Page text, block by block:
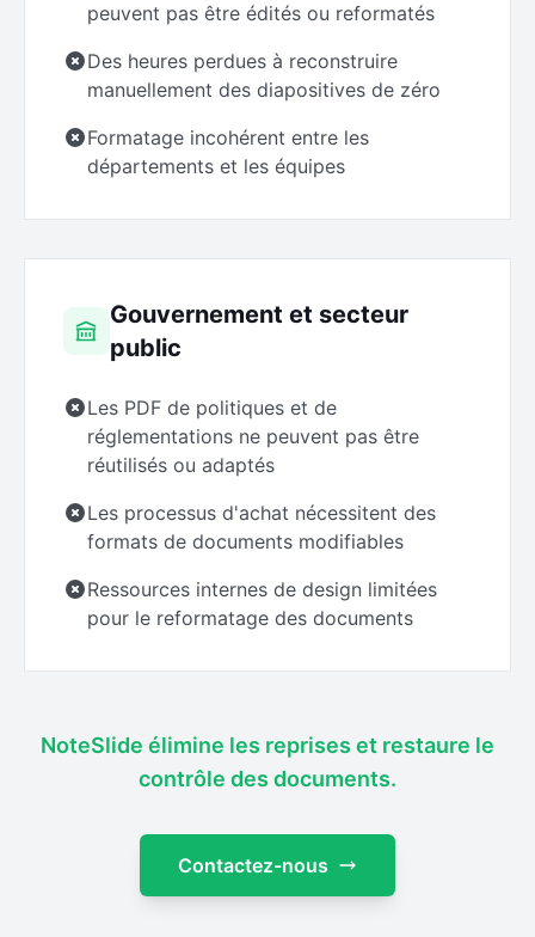
peuvent pas être édités ou reformatés
Des heures perdues à reconstruire
manuellement des diapositives de zéro
Formatage incohérent entre les
départements et les équipes
Gouvernement et secteur
public
Les PDF de politiques et de
réglementations ne peuvent pas être
réutilisés ou adaptés
Les processus d'achat nécessitent des
formats de documents modifiables
Ressources internes de design limitées
pour le reformatage des documents
NoteSlide élimine les reprises et restaure le
contrôle des documents.
Contactez-nous